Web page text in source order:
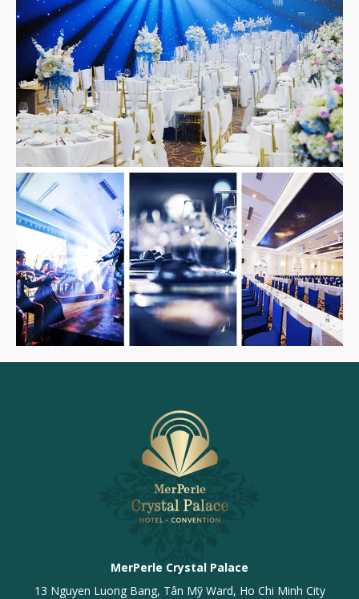
MerPerle Crystal Palace
13 Nguyen Luong Bang, Tân Mỹ Ward, Ho Chi Minh City